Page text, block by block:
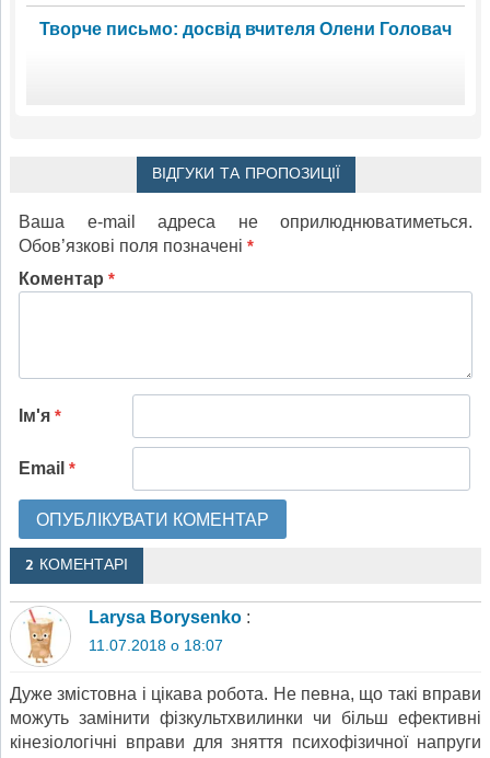
Творче письмо: досвід вчителя Олени Головач
ВІДГУКИ ТА ПРОПОЗИЦІЇ
Ваша e-mail адреса не оприлюднюватиметься.
Обов’язкові поля позначені *
Коментар *
Ім'я *
Email *
2 КОМЕНТАРІ
Larysa Borysenko :
11.07.2018 о 18:07
Дуже змістовна і цікава робота. Не певна, що такі вправи
можуть замінити фізкультхвилинки чи більш ефективні
кінезіологічні вправи для зняття психофізичної напруги